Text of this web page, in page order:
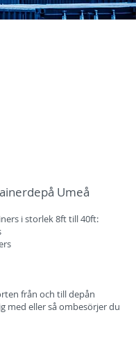
Umeå
i storlek 8ft till 40ft:
från och till depån
med eller så ombesörjerdu